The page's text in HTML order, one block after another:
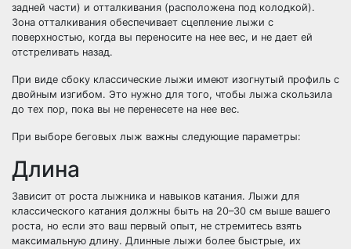
задней части) и отталкивания (расположена под колодкой).
Зона отталкивания обеспечивает сцепление лыжи с
поверхностью, когда вы переносите на нее вес, и не дает ей
отстреливать назад.
При виде сбоку классические лыжи имеют изогнутый профиль с
двойным изгибом. Это нужно для того, чтобы лыжа скользила
до тех пор, пока вы не перенесете на нее вес.
При выборе беговых лыж важны следующие параметры:
Длина
Зависит от роста лыжника и навыков катания. Лыжи для
классического катания должны быть на 20–30 см выше вашего
роста, но если это ваш первый опыт, не стремитесь взять
максимальную длину. Длинные лыжи более быстрые, их